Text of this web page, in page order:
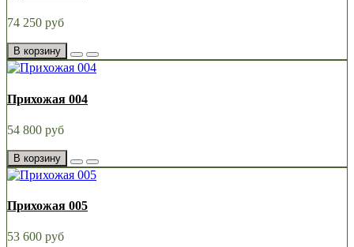
74 250 руб
В корзину
Прихожая 004
54 800 руб
В корзину
Прихожая 005
53 600 руб